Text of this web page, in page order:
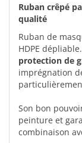
Ruban crêpé
qualité
Ruban de
HDPE
protection de
imprégnation
Son bon
peinture et
combinaison